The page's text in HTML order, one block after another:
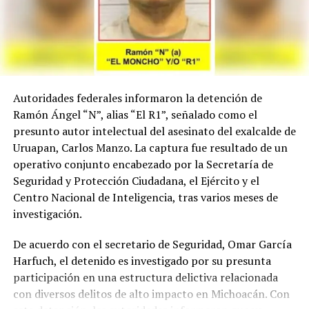
Autoridades federales informaron la detención de
Ramón Ángel “N”, alias “El R1”, señalado como el
presunto autor intelectual del asesinato del exalcalde de
Uruapan, Carlos Manzo. La captura fue resultado de un
operativo conjunto encabezado por la Secretaría de
Seguridad y Protección Ciudadana, el Ejército y el
Centro Nacional de Inteligencia, tras varios meses de
investigación.
De acuerdo con el secretario de Seguridad, Omar García
Harfuch, el detenido es investigado por su presunta
participación en una estructura delictiva relacionada
con diversos delitos de alto impacto en Michoacán. Con